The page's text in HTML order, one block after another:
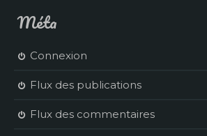
Méta
Connexion
Flux des publications
Flux des commentaires